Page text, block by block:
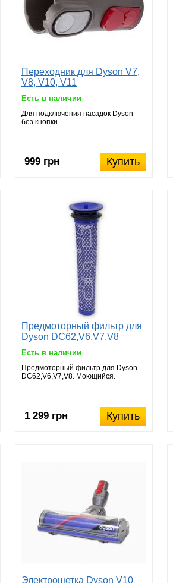
Переходник для Dyson V7,
V8, V10, V11
Есть в наличии
Для подключения насадок Dyson
без кнопки
Купить
999 грн
Предмоторный фильтр для
Dyson DC62,V6,V7,V8
Есть в наличии
Предмоторный фильтр для Dyson
DC62,V6,V7,V8. Моющийся.
Купить
1 299 грн
Электрощетка Dyson V10